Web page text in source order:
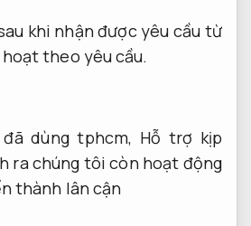
khi nhận được yêu cầu từ
theo yêu cầu.
dùng tphcm, Hỗ trợ kịp
ra chúng tôi còn hoạt động
thành lân cận